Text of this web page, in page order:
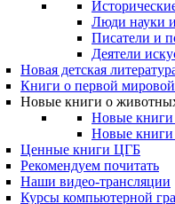
Люди науки
Писатели и
Деятели
Новая детская
Книги о первой
Новые книги о
Новые книги
Новые книги
Ценные книги ЦГБ
Рекомендуем почитать
Наши видео-трансляции
Курсы компьютерной